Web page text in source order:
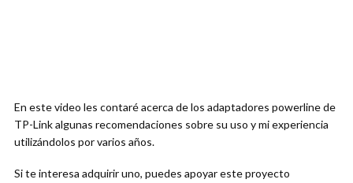
En este video les contaré acerca de los adaptadores powerline de
TP-Link algunas recomendaciones sobre su uso y mi experiencia
utilizándolos por varios años.
Si te interesa adquirir uno, puedes apoyar este proyecto